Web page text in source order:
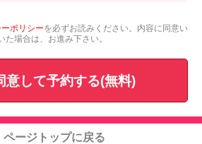
ポリシーを必ずお読みください。内容に同意い
た場合は、お進み下さい。
意して予約する(無料)
ページトップに戻る